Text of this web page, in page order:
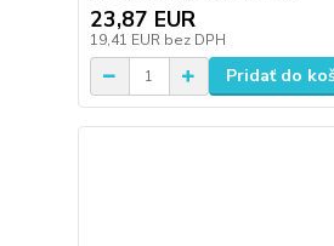
23,87 EUR
19,41 EUR bez DPH
Pridať do